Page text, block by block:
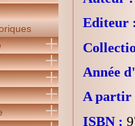
Editeur :
Année
A partir
ISBN :